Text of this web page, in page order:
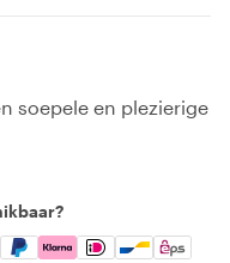
soepele en plezierige
Apple Pay, Google